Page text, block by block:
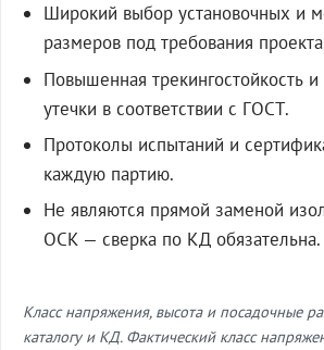
Широкий выбор установочных и
размеров под требования
Повышенная трекингостойкость
утечки в соответствии с ГОСТ.
Протоколы испытаний и
каждую партию.
Не являются прямой заменой
ОСК — сверка по КД обязательна.
Класс напряжения, высота и посадочные
каталогу и КД. Фактический класс